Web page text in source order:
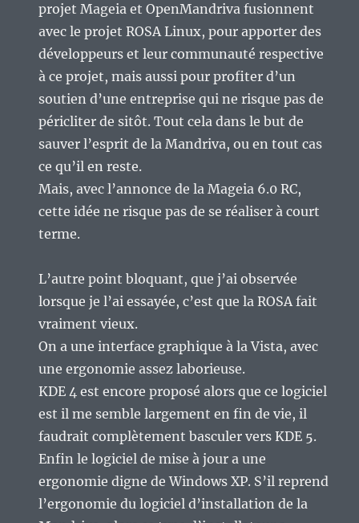
projet Mageia et OpenMandriva fusionnent
avec le projet ROSA Linux, pour apporter des
développeurs et leur communauté respective
à ce projet, mais aussi pour profiter d’un
soutien d’une entreprise qui ne risque pas de
péricliter de sitôt. Tout cela dans le but de
sauver l’esprit de la Mandriva, ou en tout cas
ce qu’il en reste.
Mais, avec l’annonce de la Mageia 6.0 RC,
cette idée ne risque pas de se réaliser à court
terme.
L’autre point bloquant, que j’ai observée
lorsque je l’ai essayée, c’est que la ROSA fait
vraiment vieux.
On a une interface graphique à la Vista, avec
une ergonomie assez laborieuse.
KDE 4 est encore proposé alors que ce logiciel
est il me semble largement en fin de vie, il
faudrait complètement basculer vers KDE 5.
Enfin le logiciel de mise à jour a une
ergonomie digne de Windows XP. S’il reprend
l’ergonomie du logiciel d’installation de la